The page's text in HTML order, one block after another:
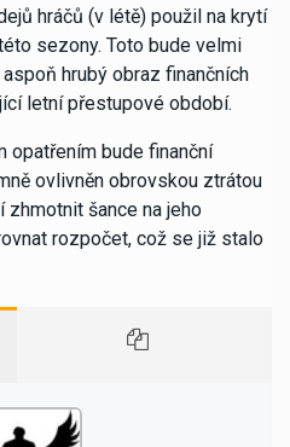
hráčů (v létě) použil na krytí
sezony. Toto bude velmi
hrubý obraz finančních
letní přestupové období.
opatřením bude finanční
ovlivněn obrovskou ztrátou
šance na jeho
rozpočet, což se již stalo